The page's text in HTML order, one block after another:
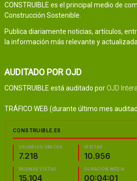
CONSTRUIBLE es el principal medio de
Construcción Sostenible.
Publica diariamente noticias, artículos,
la información más relevante y
AUDITADO POR OJD
CONSTRUIBLE está auditado por OJD
TRÁFICO WEB (durante último mes